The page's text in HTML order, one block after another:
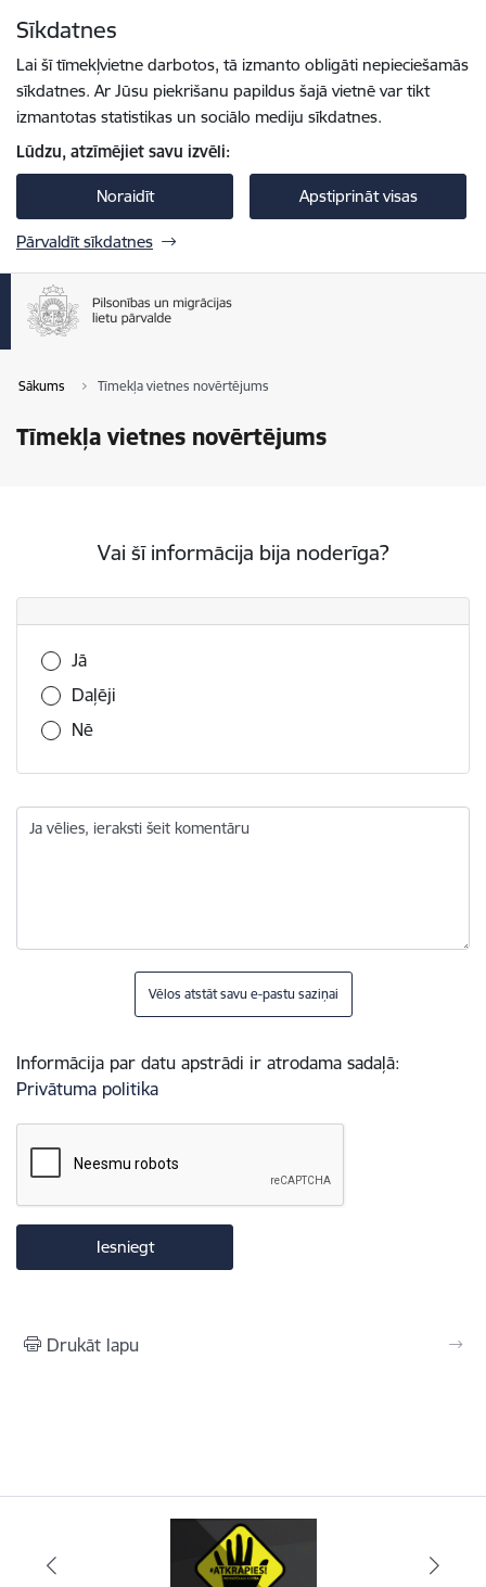
Sīkdatnes
Lai šī tīmekļvietne darbotos, tā izmanto obligāti nepieciešamās
sīkdatnes. Ar Jūsu piekrišanu papildus šajā vietnē var tikt
izmantotas statistikas un sociālo mediju sīkdatnes.
Lūdzu, atzīmējiet savu izvēli:
Noraidīt Apstiprināt visas
Pārvaldīt sīkdatnes
Sākums Tīmekļa vietnes novērtējums
Tīmekļa vietnes novērtējums
Vai šī informācija bija noderīga?
Vai šī informācija bija noderīga?
Jā
Daļēji
Nē
Ja vēlies, ieraksti šeit komentāru
Vēlos atstāt savu e-pastu saziņai
Informācija par datu apstrādi ir atrodama sadaļā:
Privātuma politika
Drukāt lapu